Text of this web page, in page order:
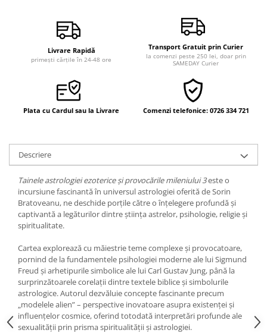
Supă de pui pentru suflet
Spiritualitate şi ştiinţă
Fără categorie
Livrare Rapidă
primești cărțile în 24-48 ore
Transport Gratuit prin Curier
la comenzi peste 250 lei, doar prin
SAMEDAY Curier
Plata cu Cardul sau la Livrare Comenzi telefonice: 0726 334 721
Descriere
Tainele astrologiei ezoterice și provocările mileniului 3este o
incursiune fascinantă în universul astrologiei oferită de Sorin
Bratoveanu, ne deschide porțile către o înțelegere profundă și
captivantă a legăturilor dintre știința astrelor, psihologie, religie și
spiritualitate.
Cartea explorează cu măiestrie teme complexe și provocatoare,
pornind de la fundamentele psihologiei moderne ale lui Sigmund
Freud și arhetipurile simbolice ale lui Carl Gustav Jung, până la
surprinzătoarele corelații dintre textele biblice și simbolurile
astrologice. Autorul dezvăluie concepte fascinante precum
„modelele alien” – perspective inovatoare asupra existenței și
influențelor cosmice, oferind totodată interpretări profunde ale
sexualității prin prisma spiritualității și astrologiei.